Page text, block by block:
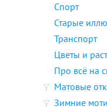
Спорт
Старые
Транспорт
Цветы и
Про всё на
Матовые
Зимние